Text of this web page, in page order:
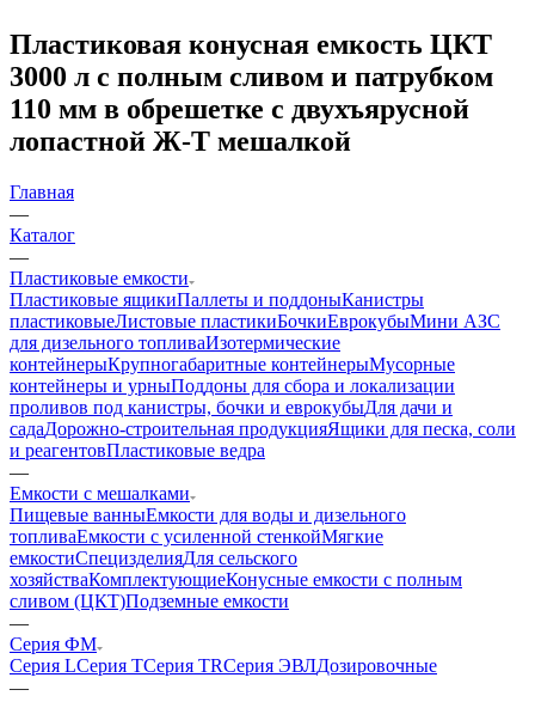
Пластиковая конусная емкость ЦКТ
3000 л с полным сливом и патрубком
110 мм в обрешетке с двухъярусной
лопастной Ж-Т мешалкой
Главная
—
Каталог
—
Пластиковые емкости
Пластиковые ящикиПаллеты и поддоныКанистры
пластиковыеЛистовые пластикиБочкиЕврокубыМини АЗС
для дизельного топливаИзотермические
контейнерыКрупногабаритные контейнерыМусорные
контейнеры и урныПоддоны для сбора и локализации
проливов под канистры, бочки и еврокубыДля дачи и
садаДорожно-строительная продукцияЯщики для песка, соли
и реагентовПластиковые ведра
—
Емкости с мешалками
Пищевые ванныЕмкости для воды и дизельного
топливаЕмкости с усиленной стенкойМягкие
емкостиСпецизделияДля сельского
хозяйстваКомплектующиеКонусные емкости с полным
сливом (ЦКТ)Подземные емкости
—
Серия ФМ
Серия LСерия TСерия TRСерия ЭВЛДозировочные
—